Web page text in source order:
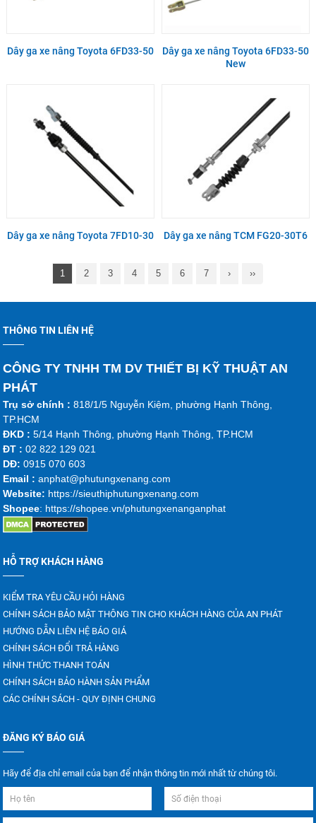
Dây ga xe nâng Toyota 6FD33-50
Dây ga xe nâng Toyota 6FD33-50
New
Dây ga xe nâng Toyota 7FD10-30 Dây ga xe nâng TCM FG20-30T6
1 2 3 4 5 6 7 › ››
THÔNG TIN LIÊN HỆ
CÔNG TY TNHH TM DV THIẾT BỊ KỸ THUẬT AN
PHÁT
Trụ sở chính : 818/1/5 Nguyễn Kiệm, phường Hạnh Thông,
TP.HCM
ĐKD :5/14 Hạnh Thông, phường Hạnh Thông, TP.HCM
ĐT : 02 822 129 021
DĐ:0915 070 603
Email :anphat@phutungxenang.com
Website: https://sieuthiphutungxenang.com
Shopee: https://shopee.vn/phutungxenanganphat
HỖ TRỢ KHÁCH HÀNG
KIỂM TRA YÊU CẦU HỎI HÀNG
CHÍNH SÁCH BẢO MẬT THÔNG TIN CHO KHÁCH HÀNG CỦA AN PHÁT
HƯỚNG DẪN LIÊN HỆ BÁO GIÁ
CHÍNH SÁCH ĐỔI TRẢ HÀNG
HÌNH THỨC THANH TOÁN
CHÍNH SÁCH BẢO HÀNH SẢN PHẨM
CÁC CHÍNH SÁCH - QUY ĐỊNH CHUNG
ĐĂNG KÝ BÁO GIÁ
Hãy để địa chỉ email của bạn để nhận thông tin mới nhất từ chúng tôi.